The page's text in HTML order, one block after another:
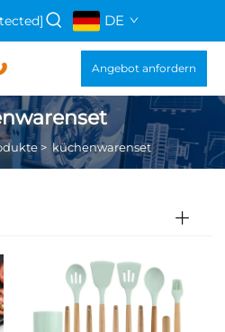
DE
Angebot anfordern
>küchenwarenset